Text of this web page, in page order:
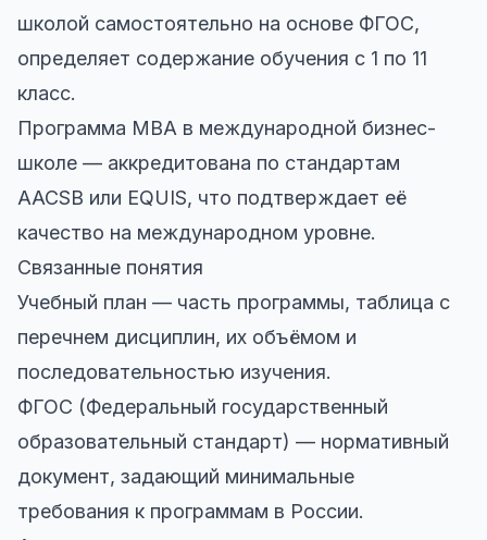
школой самостоятельно на основе ФГОС,
определяет содержание обучения с 1 по 11
класс.
Программа MBA в международной бизнес-
школе — аккредитована по стандартам
AACSB или EQUIS, что подтверждает её
качество на международном уровне.
Связанные понятия
Учебный план — часть программы, таблица с
перечнем дисциплин, их объёмом и
последовательностью изучения.
ФГОС (Федеральный государственный
образовательный стандарт) — нормативный
документ, задающий минимальные
требования к программам в России.